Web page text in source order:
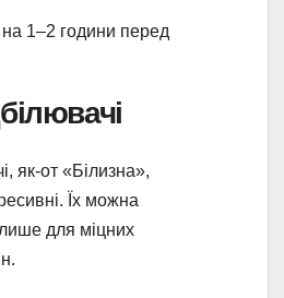
на 1–2 години перед
як-от «Білизна»,
Їх можна
для міцних